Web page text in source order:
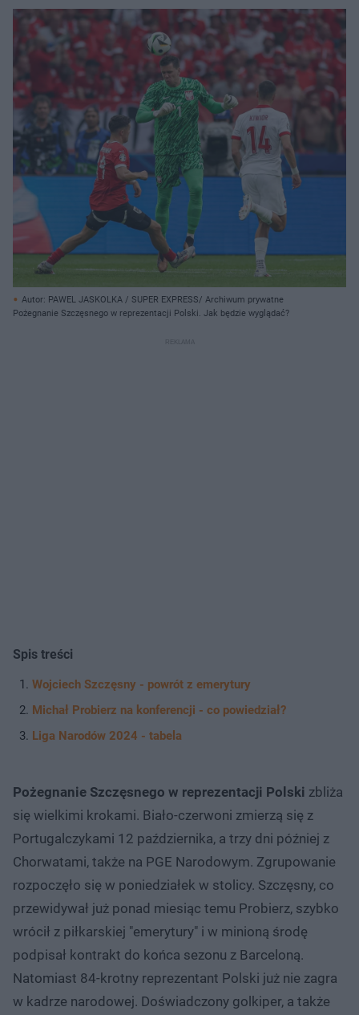
Autor: PAWEL JASKOLKA / SUPER EXPRESS/ Archiwum prywatne
Pożegnanie Szczęsnego w reprezentacji Polski. Jak będzie wyglądać?
Spis treści
Wojciech Szczęsny - powrót z emerytury
Michał Probierz na konferencji - co powiedział?
Liga Narodów 2024 - tabela
Pożegnanie Szczęsnego w reprezentacji Polski zbliża
się wielkimi krokami. Biało-czerwoni zmierzą się z
Portugalczykami 12 października, a trzy dni później z
Chorwatami, także na PGE Narodowym. Zgrupowanie
rozpoczęło się w poniedziałek w stolicy. Szczęsny, co
przewidywał już ponad miesiąc temu Probierz, szybko
wrócił z piłkarskiej "emerytury" i w minioną środę
podpisał kontrakt do końca sezonu z Barceloną.
Natomiast 84-krotny reprezentant Polski już nie zagra
w kadrze narodowej. Doświadczony golkiper, a także